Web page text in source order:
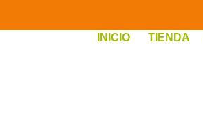
INICIO TIENDA